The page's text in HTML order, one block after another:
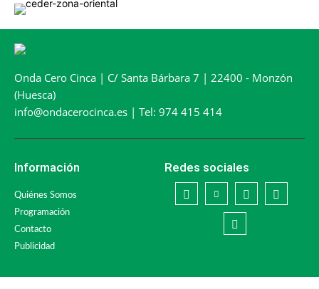
Onda Cero Cinca | C/ Santa Bárbara 7 | 22400 - Monzón
(Huesca)
info@ondacerocinca.es | Tel: 974 415 414
Información
Quiénes Somos
Programación
Contacto
Publicidad
Redes sociales